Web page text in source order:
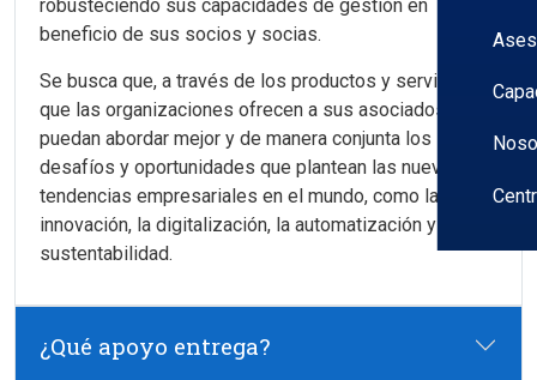
robusteciendo sus capacidades de gestión en
beneficio de sus socios y socias.
Se busca que, a través de los productos y servicios
que las organizaciones ofrecen a sus asociados,
puedan abordar mejor y de manera conjunta los
desafíos y oportunidades que plantean las nuevas
tendencias empresariales en el mundo, como la
innovación, la digitalización, la automatización y la
sustentabilidad.
¿Qué apoyo entrega?